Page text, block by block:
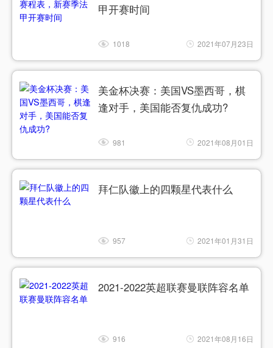
甲开赛时间
1018 2021年07月23日
美金杯决赛：美国VS墨西哥，棋
逢对手，美国能否复仇成功?
981 2021年08月01日
拜仁队徽上的四颗星代表什么
957 2021年01月31日
2021-2022英超联赛曼联阵容名单
916 2021年08月16日